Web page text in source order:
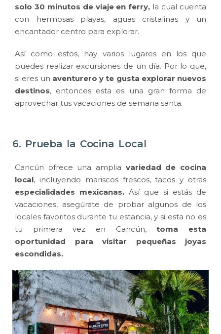
solo 30 minutos de viaje en ferry, la cual cuenta
con hermosas playas, aguas cristalinas y un
encantador centro para explorar.
Así como estos, hay varios lugares en los que
puedes realizar excursiones de un día. Por lo que,
si eres un aventurero y te gusta explorar nuevos
destinos, entonces esta es una gran forma de
aprovechar tus vacaciones de semana santa.
6. Prueba la Cocina Local
Cancún ofrece una amplia variedad de cocina
local, incluyendo mariscos frescos, tacos y otras
especialidades mexicanas. Así que si estás de
vacaciones, asegúrate de probar algunos de los
locales favoritos durante tu estancia, y si esta no es
tu primera vez en Cancún,toma esta
oportunidad para visitar pequeñas joyas
escondidas.